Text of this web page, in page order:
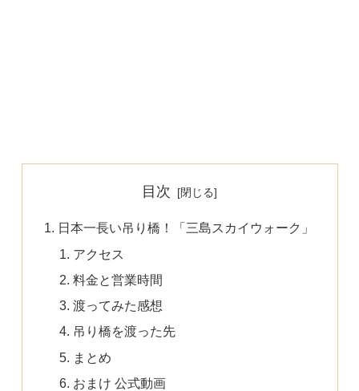
目次
日本一長い吊り橋！「三島スカイウォーク」
アクセス
料金と営業時間
渡ってみた感想
吊り橋を渡った先
まとめ
おまけ 公式動画